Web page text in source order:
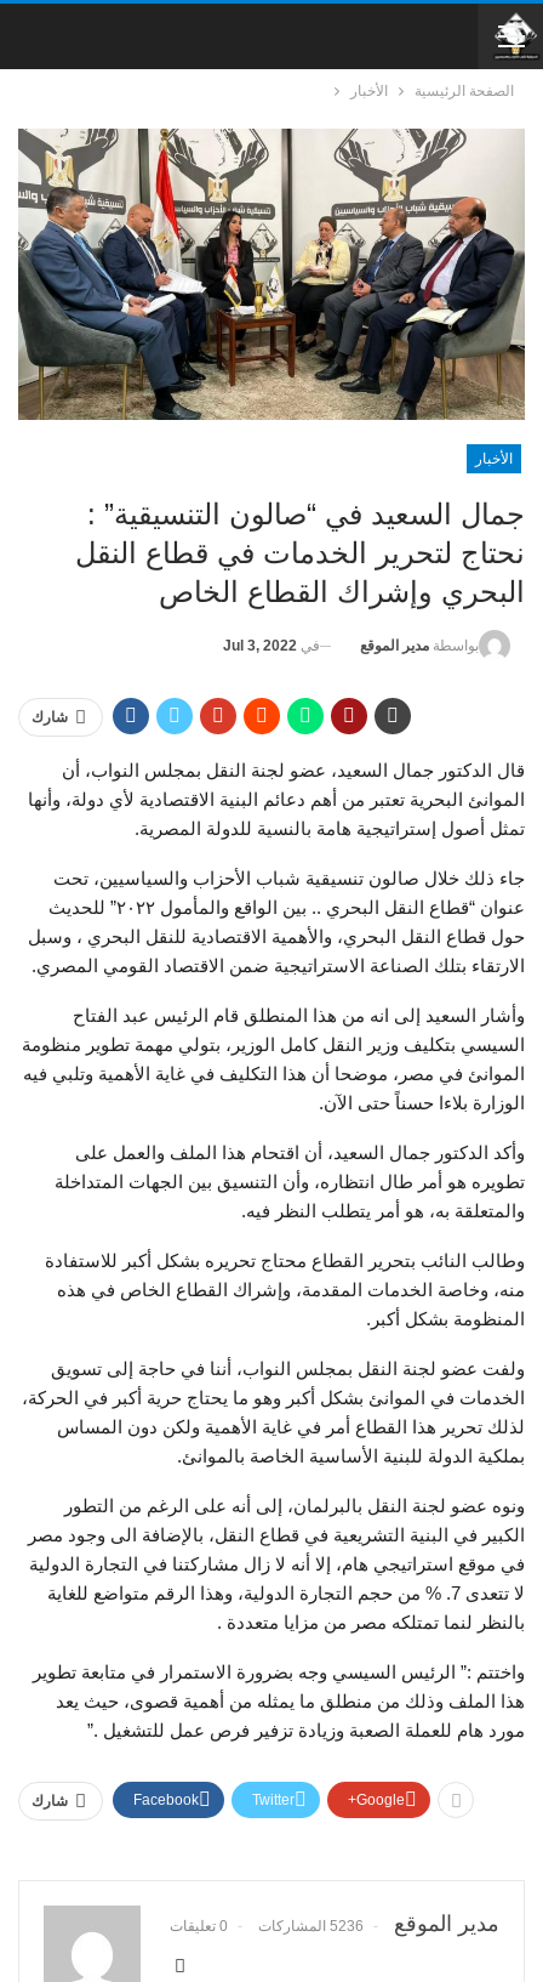
الصفحة الرئيسية الأخبار
الأخبار
جمال السعيد في “صالون التنسيقية” :
نحتاج لتحرير الخدمات في قطاع النقل
البحري وإشراك القطاع الخاص
بواسطة مدير الموقع في Jul 3, 2022
شارك
قال الدكتور جمال السعيد، عضو لجنة النقل بمجلس النواب، أن
الموانئ البحرية تعتبر من أهم دعائم البنية الاقتصادية لأي دولة، وأنها
تمثل أصول إستراتيجية هامة بالنسية للدولة المصرية.
جاء ذلك خلال صالون تنسيقية شباب الأحزاب والسياسيين، تحت
عنوان “قطاع النقل البحري .. بين الواقع والمأمول ٢٠٢٢” للحديث
حول قطاع النقل البحري، والأهمية الاقتصادية للنقل البحري ، وسبل
الارتقاء بتلك الصناعة الاستراتيجية ضمن الاقتصاد القومي المصري.
وأشار السعيد إلى انه من هذا المنطلق قام الرئيس عبد الفتاح
السيسي بتكليف وزير النقل كامل الوزير، بتولي مهمة تطوير منظومة
الموانئ في مصر، موضحا أن هذا التكليف في غاية الأهمية وتلبي فيه
الوزارة بلاءا حسناً حتى الآن.
وأكد الدكتور جمال السعيد، أن اقتحام هذا الملف والعمل على
تطويره هو أمر طال انتظاره، وأن التنسيق بين الجهات المتداخلة
والمتعلقة به، هو أمر يتطلب النظر فيه.
وطالب النائب بتحرير القطاع محتاج تحريره بشكل أكبر للاستفادة
منه، وخاصة الخدمات المقدمة، وإشراك القطاع الخاص في هذه
المنظومة بشكل أكبر.
ولفت عضو لجنة النقل بمجلس النواب، أننا في حاجة إلى تسويق
الخدمات في الموانئ بشكل أكبر وهو ما يحتاج حرية أكبر في الحركة،
لذلك تحرير هذا القطاع أمر في غاية الأهمية ولكن دون المساس
بملكية الدولة للبنية الأساسية الخاصة بالموانئ.
ونوه عضو لجنة النقل بالبرلمان، إلى أنه على الرغم من التطور
الكبير في البنية التشريعية في قطاع النقل، بالإضافة الى وجود مصر
في موقع استراتيجي هام، إلا أنه لا زال مشاركتنا في التجارة الدولية
لا تتعدى 7. % من حجم التجارة الدولية، وهذا الرقم متواضع للغاية
بالنظر لنما تمتلكه مصر من مزايا متعددة .
واختتم :” الرئيس السيسي وجه بضرورة الاستمرار في متابعة تطوير
هذا الملف وذلك من منطلق ما يمثله من أهمية قصوى، حيث يعد
مورد هام للعملة الصعبة وزيادة تزفير فرص عمل للتشغيل .”
شارك Facebook Twitter Google+
مدير الموقع 5236 المشاركات 0 تعليقات